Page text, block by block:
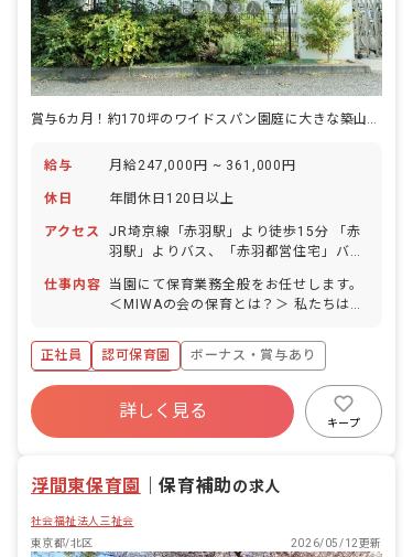
給与 月給247,000円 ~ 361,000円
休日 年間休日120日以上
アクセス
JR埼京線「赤羽駅」より徒歩15分 「赤
羽駅」よりバス、「赤羽都営住宅」バス
仕事内容
当園にて保育業務全般をお任せします。
＜MIWAの会の保育とは？＞ 私たちは
づくり」を行なっています。 具体的に
は…… ・アタッチメント（安心感の輪）
を形成する保育 ・叱る必要のない保育
・アートな保育 ・「遊びは一番の学び」
の実践
正社員 認可保育園
ボーナス・賞与あり
年間休日120日以上
寮・住宅・家賃補助あり
社会保険完備
残業少なめ
詳しく見る
キープ
浮間東保育園 ｜保育補助の求人
社会福祉法人三祉会
東京都/北区
2026/05/12更新